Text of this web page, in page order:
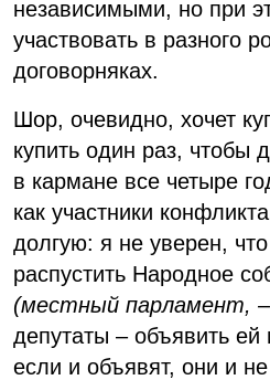
независимыми, но при
участвовать в разного
договорняках.
Шор, очевидно, хочет
купить один раз, чтобы
в кармане все четыре
как участники
долгую: я не уверен,
распустить Народное
(местный парламент, –
депутаты – объявить
если и объявят, они и